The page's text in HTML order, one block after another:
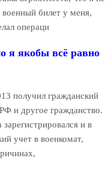
билет у меня,
операци
я якобы всё равно
получил гражданский
и другое гражданство.
и в
учет в военкомат,